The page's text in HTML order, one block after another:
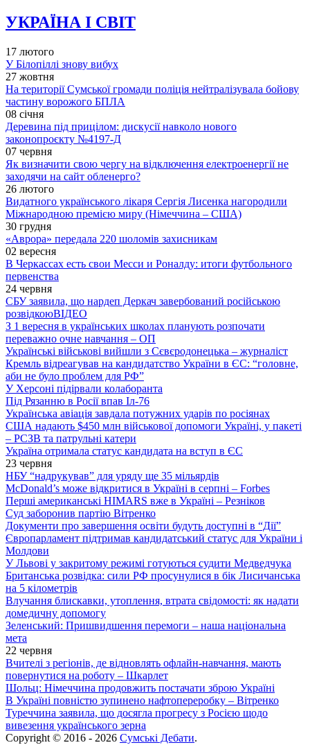
УКРАЇНА І СВІТ
17 лютого
У Білопіллі знову вибух
27 жовтня
На території Сумської громади поліція нейтралізувала бойову
частину ворожого БПЛА
08 січня
Деревина під прицілом: дискусії навколо нового
законопроєкту №4197-Д
07 червня
Як визначити свою чергу на відключення електроенергії не
заходячи на сайт обленерго?
26 лютого
Видатного українського лікаря Сергія Лисенка нагородили
Міжнародною премією миру (Німеччина – США)
30 грудня
«Аврора» передала 220 шоломів захисникам
02 вересня
В Черкассах есть свои Месси и Роналду: итоги футбольного
первенства
24 червня
СБУ заявила, що нардеп Деркач завербований російською
розвідкоюВІДЕО
З 1 вересня в українських школах планують розпочати
переважно очне навчання – ОП
Українські військові вийшли з Сєвєродонецька – журналіст
Кремль відреагував на кандидатство України в ЄС: “головне,
аби не було проблем для РФ”
У Херсоні підірвали колаборанта
Під Рязанню в Росії впав Іл-76
Українська авіація завдала потужних ударів по росіянах
США надають $450 млн військової допомоги Україні, у пакеті
– РСЗВ та патрульні катери
Україна отримала статус кандидата на вступ в ЄС
23 червня
НБУ “надрукував” для уряду ще 35 мільярдів
McDonald’s може відкритися в Україні в серпні – Forbes
Перші американські HIMARS вже в Україні – Резніков
Суд заборонив партію Вітренко
Документи про завершення освіти будуть доступні в “Дії”
Європарламент підтримав кандидатський статус для України і
Молдови
У Львові у закритому режимі готуються судити Медведчука
Британська розвідка: сили РФ просунулися в бік Лисичанська
на 5 кілометрів
Влучання блискавки, утоплення, втрата свідомості: як надати
домедичну допомогу
Зеленський: Пришвидшення перемоги – наша національна
мета
22 червня
Вчителі з регіонів, де відновлять офлайн-навчання, мають
повернутися на роботу – Шкарлет
Шольц: Німеччина продовжить постачати зброю Україні
В Україні повністю зупинено нафтопереробку – Вітренко
Туреччина заявила, що досягла прогресу з Росією щодо
вивезення українського зерна
Copyright © 2016 - 2026 Сумські Дебати.